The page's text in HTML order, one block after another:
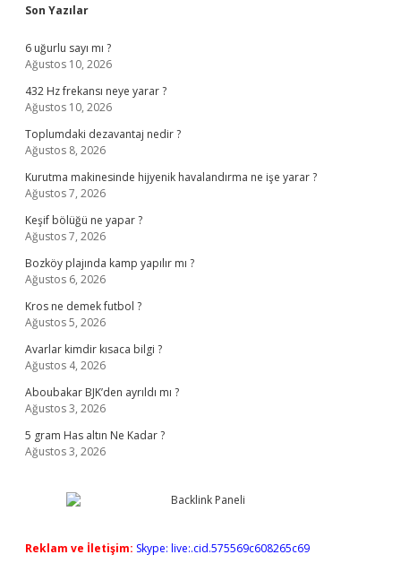
Sidebar
Son Yazılar
6 uğurlu sayı mı ?
Ağustos 10, 2026
432 Hz frekansı neye yarar ?
Ağustos 10, 2026
Toplumdaki dezavantaj nedir ?
Ağustos 8, 2026
Kurutma makinesinde hijyenik havalandırma ne işe yarar ?
Ağustos 7, 2026
Keşif bölüğü ne yapar ?
Ağustos 7, 2026
Bozköy plajında kamp yapılır mı ?
Ağustos 6, 2026
Kros ne demek futbol ?
Ağustos 5, 2026
Avarlar kimdir kısaca bilgi ?
Ağustos 4, 2026
Aboubakar BJK’den ayrıldı mı ?
Ağustos 3, 2026
5 gram Has altın Ne Kadar ?
Ağustos 3, 2026
Reklam ve İletişim: Skype: live:.cid.575569c608265c69